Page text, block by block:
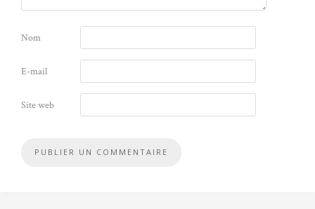
Nom
E-mail
Site web